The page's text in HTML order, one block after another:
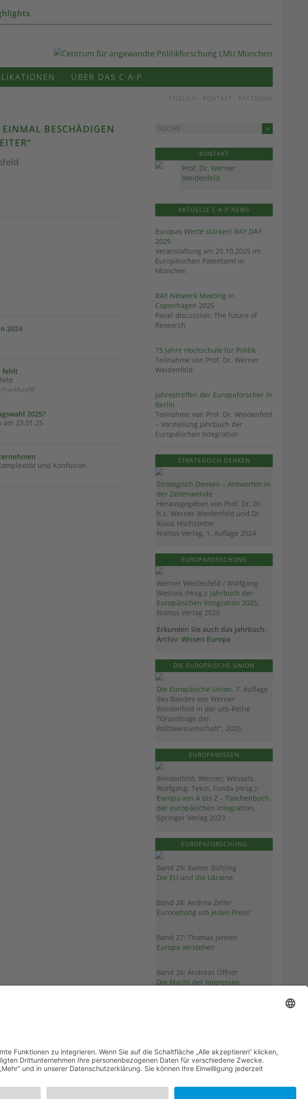
ÜBER DAS C·A·P
ENGLISH · KONTAKT · FACEBOOK
BESCHÄDIGEN
2024
fehlt
Frankfurt/M
2025?
23.01.25
und Konfusion
KONTAKT
Prof. Dr. Werner
Weidenfeld
AKTUELLE C·A·P-NEWS
Europas Werte stärken! RAY DAY
2025
Veranstaltung am 20.10.2025 im
Europäischen Patentamt in
München
RAY Network Meeting in
Copenhagen 2025
Panel discussion: The future of
Research
75 Jahre Hochschule für Politik
Teilnahme von Prof. Dr. Werner
Weidenfeld
Jahrestreffen der Europaforscher in
Berlin
Teilnahme von Prof. Dr. Weidenfeld
– Vorstellung Jahrbuch der
Europäischen Integration
STRATEGISCH DENKEN
Strategisch Denken – Antworten in
der Zeitenwende
Herausgegeben von Prof. Dr. Dr.
h.c. Werner Weidenfeld und Dr.
Klaus Höchstetter
Nomos Verlag, 1. Auflage 2024
EUROPAFORSCHUNG
Werner Weidenfeld / Wolfgang
Wessels (Hrsg.): Jahrbuch der
Europäischen Integration 2025,
Nomos Verlag 2025
Erkunden Sie auch das Jahrbuch-
Archiv: Wissen Europa
DIE EUROPÄISCHE UNION
Die Europäische Union, 7. Auflage
des Bandes von Werner
Weidenfeld in der utb-Reihe
"Grundzüge der
Politikwissenschaft", 2025.
EUROPAWISSEN
Weidenfeld, Werner; Wessels,
Wolfgang; Tekin, Funda (Hrsg.):
Europa von A bis Z – Taschenbuch
der europäischen Integration,
Springer Verlag 2023
EUROPAFORSCHUNG
Band 29: Rainer Bühling
Die EU und die Ukraine
Band 28: Andrea Zeller
Eurorettung um jeden Preis?
Band 27: Thomas Jansen
Europa verstehen
Band 26: Andreas Öffner
Die Macht der Interessen
PDF-Flyer zur Schriftenreihe